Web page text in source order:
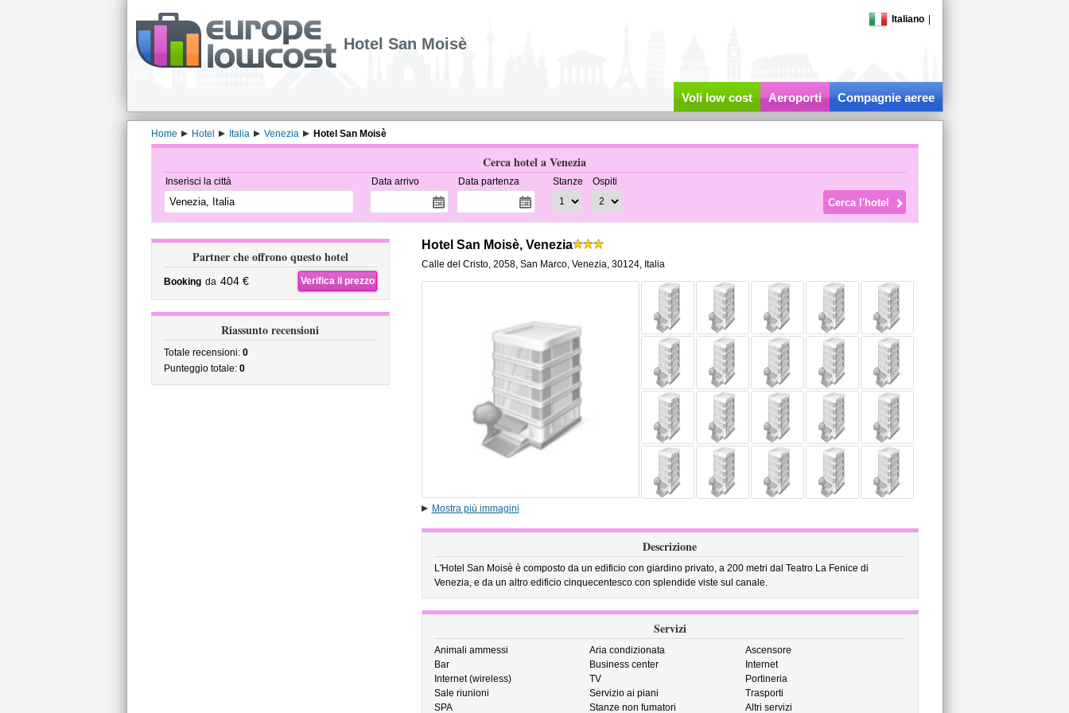
Italiano
Hotel San Moisè
Voli low cost Aeroporti Compagnie aeree
Home Hotel Italia Venezia Hotel San Moisè
Cerca hotel a Venezia
Inserisci la città Data arrivo Data partenza Stanze Ospiti
Partner che offrono questo hotel
Booking da 404 € Verifica il prezzo
Riassunto recensioni
Totale recensioni: 0
Punteggio totale: 0
Hotel San Moisè, Venezia
Calle del Cristo, 2058, San Marco, Venezia, 30124, Italia
Mostra più immagini
Descrizione
L'Hotel San Moisè è composto da un edificio con giardino privato, a 200 metri dal Teatro La Fenice di
Venezia, e da un altro edificio cinquecentesco con splendide viste sul canale.
Servizi
Animali ammessi Aria condizionata
Ascensore
Bar
Business center
Internet
Internet (wireless)
TV
Portineria
Sale riunioni
Servizio ai piani
Trasporti
SPA
Stanze non fumatori Altri servizi